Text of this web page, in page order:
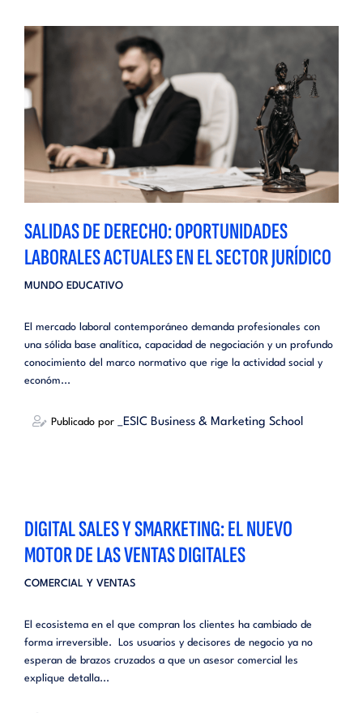
SALIDAS DE DERECHO: OPORTUNIDADES
LABORALES ACTUALES EN EL SECTOR JURÍDICO
MUNDO EDUCATIVO
El mercado laboral contemporáneo demanda profesionales con
una sólida base analítica, capacidad de negociación y un profundo
conocimiento del marco normativo que rige la actividad social y
económ...
Publicado por _ESIC Business & Marketing School
DIGITAL SALES Y SMARKETING: EL NUEVO
MOTOR DE LAS VENTAS DIGITALES
COMERCIAL Y VENTAS
El ecosistema en el que compran los clientes ha cambiado de
forma irreversible. Los usuarios y decisores de negocio ya no
esperan de brazos cruzados a que un asesor comercial les
explique detalla...